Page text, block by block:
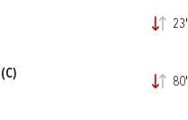
23'
(C)
80'